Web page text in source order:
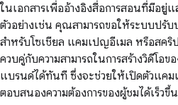
ในเอกสารเพื่ออ้างอิงสื่อการสอนที่มีอยู่
ตัวอย่างเช่น คุณสามารถขอให้ระบบปรั
สำหรับโซเชียล แคมเปญอีเมล หรือสคริป
ควบคู่กับความสามารถในการสร้างวิดีโอข
แบรนด์ได้ทันที ซึ่งจะช่วยให้เปิดตัวแค
ตอบสนองความต้องการของผู้ชมได้เร็วขึ้น